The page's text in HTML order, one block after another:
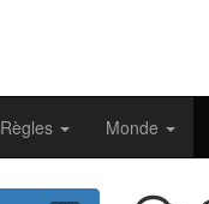
Règles Monde